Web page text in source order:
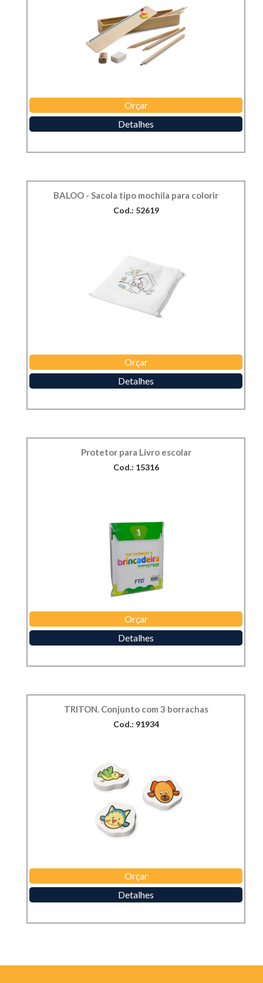
Orçar
Detalhes
BALOO - Sacola tipo mochila para colorir
Cod.: 52619
Orçar
Detalhes
Protetor para Livro escolar
Cod.: 15316
Orçar
Detalhes
TRITON. Conjunto com 3 borrachas
Cod.: 91934
Orçar
Detalhes